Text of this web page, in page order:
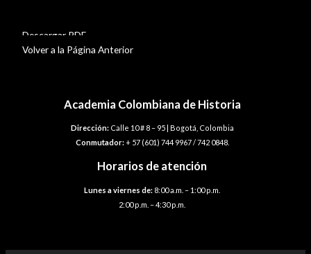
Descargar PDF
Volver a la Página Anterior
Academia Colombiana de Historia
Dirección:Calle 10 # 8 – 95 | Bogotá, Colombia
Conmutador:+ 57 (601) 744 9967 / 742 0848.
Horarios de atención
Lunes a viernes de: 8:00 a.m. – 1:00 p.m.
2:00 p.m. – 4:30 p.m.